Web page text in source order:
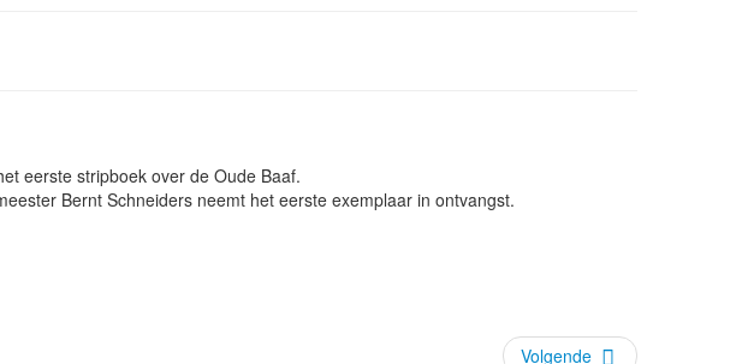
eerste stripboek over de Oude Baaf.
Bernt Schneiders neemt het eerste exemplaar in ontvangst.
Volgende